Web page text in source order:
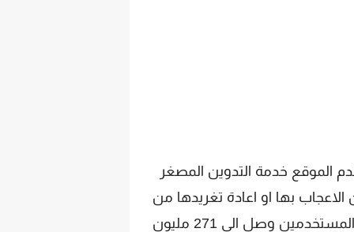
الموقع خدمة التدوين المصغر
بها او اعادة تغريدها من
قبل المتابعين, نجحت المنصة فى الحصول على عدد كبير من المستخدمين وصل الى 271 مليون